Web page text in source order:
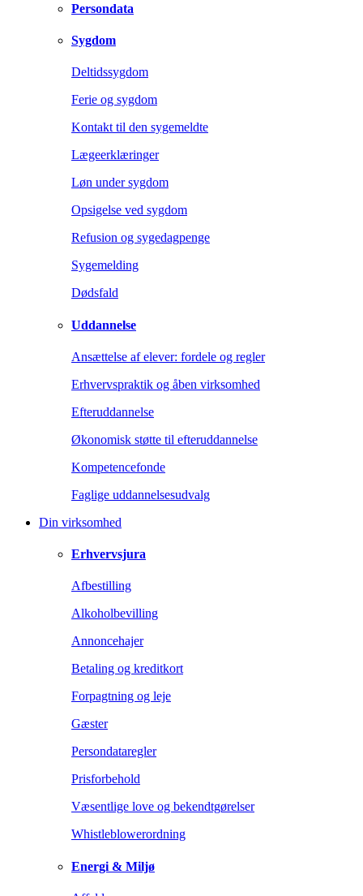
Persondata
Sygdom
Deltidssygdom
Ferie og sygdom
Kontakt til den sygemeldte
Lægeerklæringer
Løn under sygdom
Opsigelse ved sygdom
Refusion og sygedagpenge
Sygemelding
Dødsfald
Uddannelse
Ansættelse af elever: fordele og regler
Erhvervspraktik og åben virksomhed
Efteruddannelse
Økonomisk støtte til efteruddannelse
Kompetencefonde
Faglige uddannelsesudvalg
Din virksomhed
Erhvervsjura
Afbestilling
Alkoholbevilling
Annoncehajer
Betaling og kreditkort
Forpagtning og leje
Gæster
Persondataregler
Prisforbehold
Væsentlige love og bekendtgørelser
Whistleblowerordning
Energi & Miljø